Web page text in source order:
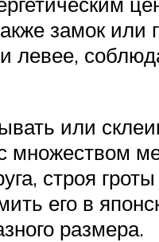
замок или
левее,
или
множеством
строя
его в
размера.